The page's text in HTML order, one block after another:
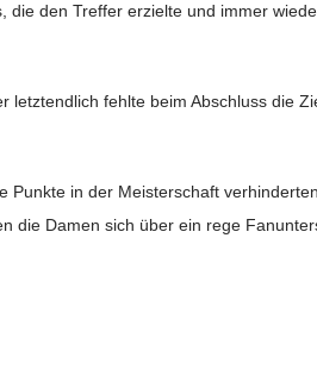
den Treffer erzielte und immer
fehlte beim Abschluss die
in der Meisterschaft
die Damen sich über ein rege